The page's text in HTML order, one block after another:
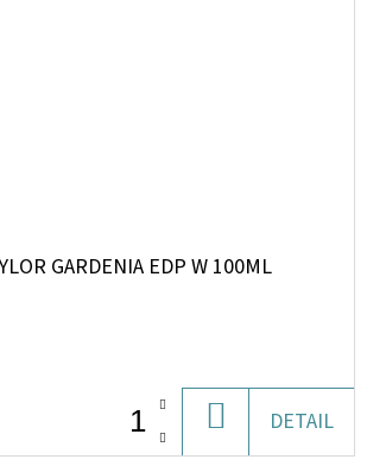
GARDENIA EDP W 100ML
KOŠÍKU
DETAIL